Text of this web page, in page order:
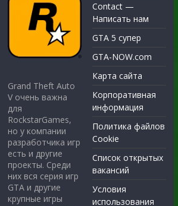
Grand Theft Auto
V очень важна
для
RockstarGames,
но у компании
разработчика игр
есть и другие
проекты. Среди
них вся серия игр
GTA и другие
крупные игры
Contact —
Написать нам
GTA 5 супер
GTA-NOW.com
Карта сайта
Корпоративная
информация
Политика файлов
Cookie
Список открытых
вакансий
Условия
использования